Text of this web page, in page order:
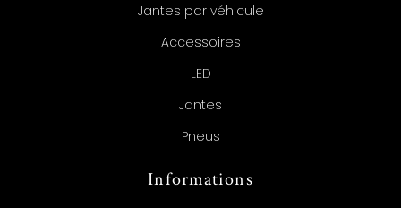
Jantes par véhicule
Accessoires
LED
Jantes
Pneus
Informations